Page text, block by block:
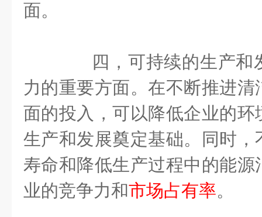
面。
四，可持续的生产和
力的重要方面。在不断推进
面的投入，可以降低企业的
生产和发展奠定基础。同时
寿命和降低生产过程中的能
业的竞争力和市场占有率。